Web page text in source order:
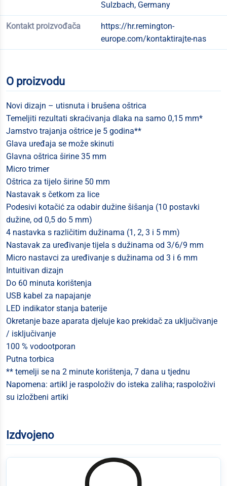
Sulzbach, Germany
Kontakt proizvođača
https://hr.remington-
europe.com/kontaktirajte-nas
O proizvodu
Novi dizajn – utisnuta i brušena oštrica
Temeljiti rezultati skraćivanja dlaka na samo 0,15 mm*
Jamstvo trajanja oštrice je 5 godina**
Glava uređaja se može skinuti
Glavna oštrica širine 35 mm
Micro trimer
Oštrica za tijelo širine 50 mm
Nastavak s četkom za lice
Podesivi kotačić za odabir dužine šišanja (10 postavki
dužine, od 0,5 do 5 mm)
4 nastavka s različitim dužinama (1, 2, 3 i 5 mm)
Nastavak za uređivanje tijela s dužinama od 3/6/9 mm
Micro nastavci za uređivanje s dužinama od 3 i 6 mm
Intuitivan dizajn
Do 60 minuta korištenja
USB kabel za napajanje
LED indikator stanja baterije
Okretanje baze aparata djeluje kao prekidač za uključivanje
/ isključivanje
100 % vodootporan
Putna torbica
** temelji se na 2 minute korištenja, 7 dana u tjednu
Napomena: artikl je raspoloživ do isteka zaliha; raspoloživi
su izložbeni artiki
Izdvojeno